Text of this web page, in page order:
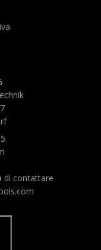
di contattare